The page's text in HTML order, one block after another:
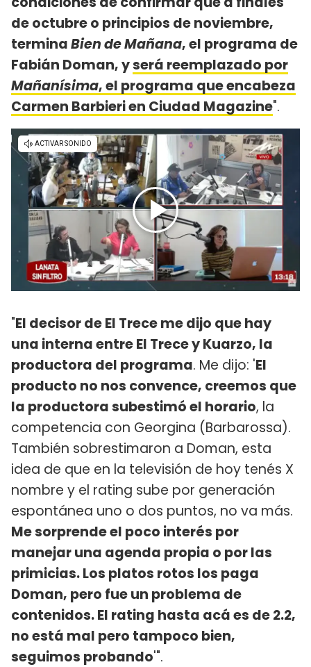
de octubre o principios de noviembre,
terminaBien de Mañana, el programa de
Fabián Doman, yserá reemplazado por
Mañanísima, el programa que encabeza
Carmen Barbieri en Ciudad Magazine".
"El decisor de El Trece me dijo que hay
una interna entre El Trece y Kuarzo, la
productora del programa. Me dijo: 'El
producto no nos convence, creemos que
la productora subestimó el horario, la
competencia con Georgina (Barbarossa).
También sobrestimaron a Doman, esta
idea de que en la televisión de hoy tenés X
nombre y el rating sube por generación
espontánea uno o dos puntos, no va más.
Me sorprende el poco interés por
manejar una agenda propia o por las
primicias. Los platos rotos los paga
Doman, pero fue un problema de
contenidos. El rating hasta acá es de 2.2,
no está mal pero tampoco bien,
seguimos probando'".